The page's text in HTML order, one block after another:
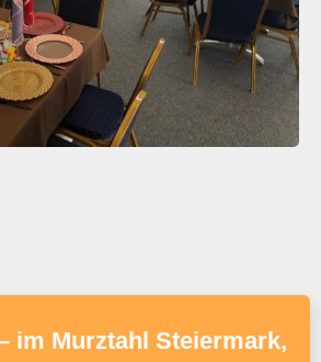
im Murztahl Steiermark,